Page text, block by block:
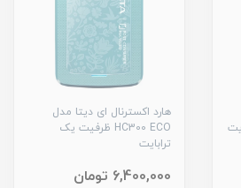
هارد اکسترنال ای دیتا مدل
HC300 ECO ظرفیت یک
ترابایت
6,400,000 تومان